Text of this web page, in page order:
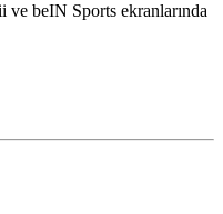
ve beIN Sports ekranlarında